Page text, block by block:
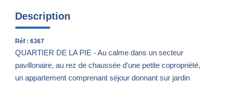
Description
Réf : 6367
QUARTIER DE LA PIE - Au calme dans un secteur
pavillonaire, au rez de chaussée d'une petite copropriété,
un appartement comprenant séjour donnant sur jardin